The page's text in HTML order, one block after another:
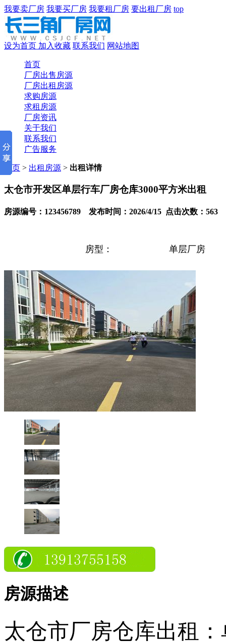
我要卖厂房 我要买厂房 我要租厂房 要出租厂房 top
设为首页 加入收藏 联系我们 网站地图
首页
厂房出售房源
厂房出租房源
求购房源
求租房源
厂房资讯
关于我们
联系我们
广告服务
首页 > 出租房源 > 出租详情
太仓市开发区单层行车厂房仓库3000平方米出租
房源编号：123456789 发布时间：2026/4/15 点击次数：563
房型： 单层厂房
房源描述
太仓市厂房仓库出租